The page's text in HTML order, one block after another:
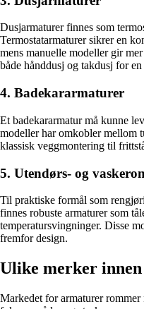
Dusjarmaturer finnes som
Termostatarmaturer sikrer en
mens manuelle modeller gir
både hånddusj og takdusj for
4. Badekararmaturer
Et badekararmatur må kunne
modeller har omkobler mellom
klassisk veggmontering til
5. Utendørs- og
Til praktiske formål som
finnes robuste armaturer som
temperatursvingninger. Disse
fremfor design.
Ulike merker
Markedet for armaturer rommer